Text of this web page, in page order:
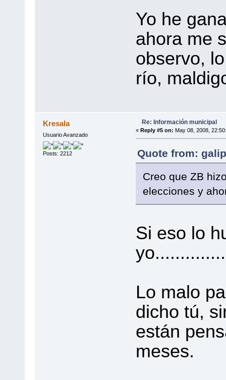
Yo he
ahora me
observo,
río,
Kresala
Usuario Avanzado
Posts: 2212
Re: Información municipal
« Reply #5 on: May 08, 2008,
Quote from:
Creo que ZB
elecciones y
Si eso lo
Lo malo
dicho tú,
están
meses.